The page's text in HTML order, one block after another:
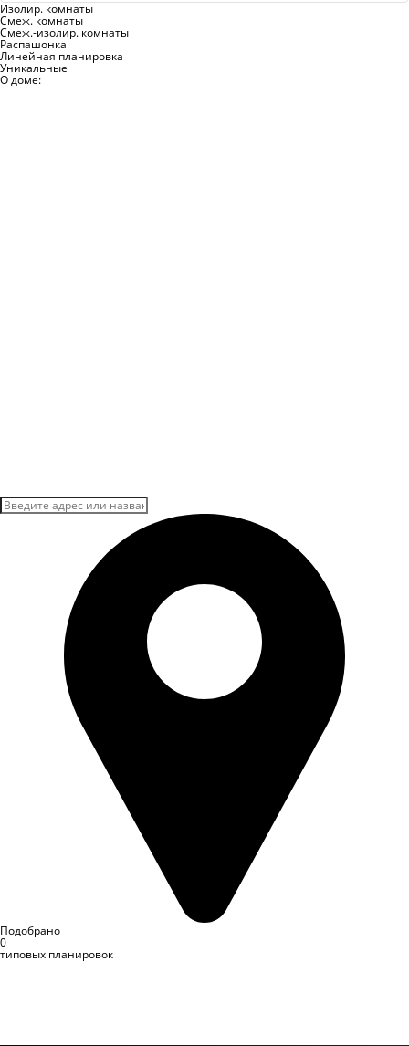
Изолир. комнаты
Смеж. комнаты
Смеж.-изолир. комнаты
Распашонка
Линейная планировка
Уникальные
О доме:
Подобрано
0
типовых планировок